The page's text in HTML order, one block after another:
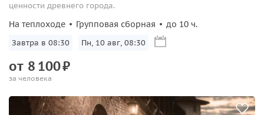
ценности древнего города.
На теплоходе Групповая сборная до 10 ч.
Завтра в 08:30 Пн, 10 авг, 08:30
от 8 100₽
за человека